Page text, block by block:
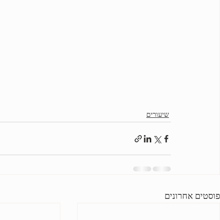
שיעורים
פוסטים אחרונים